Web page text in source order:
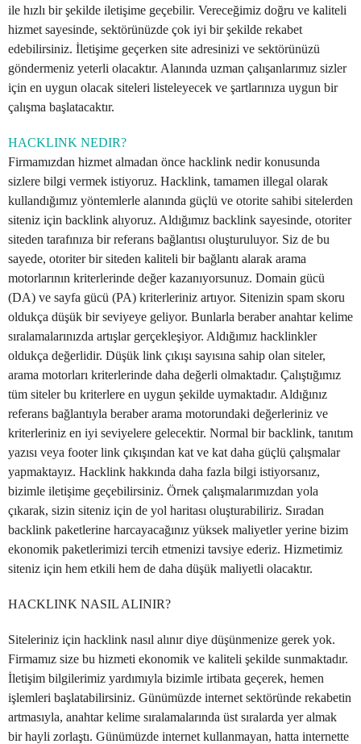
ile hızlı bir şekilde iletişime geçebilir. Vereceğimiz doğru ve kaliteli
hizmet sayesinde, sektörünüzde çok iyi bir şekilde rekabet
edebilirsiniz. İletişime geçerken site adresinizi ve sektörünüzü
göndermeniz yeterli olacaktır. Alanında uzman çalışanlarımız sizler
için en uygun olacak siteleri listeleyecek ve şartlarınıza uygun bir
çalışma başlatacaktır.
HACKLINK NEDIR?
Firmamızdan hizmet almadan önce hacklink nedir konusunda
sizlere bilgi vermek istiyoruz. Hacklink, tamamen illegal olarak
kullandığımız yöntemlerle alanında güçlü ve otorite sahibi sitelerden
siteniz için backlink alıyoruz. Aldığımız backlink sayesinde, otoriter
siteden tarafınıza bir referans bağlantısı oluşturuluyor. Siz de bu
sayede, otoriter bir siteden kaliteli bir bağlantı alarak arama
motorlarının kriterlerinde değer kazanıyorsunuz. Domain gücü
(DA) ve sayfa gücü (PA) kriterleriniz artıyor. Sitenizin spam skoru
oldukça düşük bir seviyeye geliyor. Bunlarla beraber anahtar kelime
sıralamalarınızda artışlar gerçekleşiyor. Aldığımız hacklinkler
oldukça değerlidir. Düşük link çıkışı sayısına sahip olan siteler,
arama motorları kriterlerinde daha değerli olmaktadır. Çalıştığımız
tüm siteler bu kriterlere en uygun şekilde uymaktadır. Aldığınız
referans bağlantıyla beraber arama motorundaki değerleriniz ve
kriterleriniz en iyi seviyelere gelecektir. Normal bir backlink, tanıtım
yazısı veya footer link çıkışından kat ve kat daha güçlü çalışmalar
yapmaktayız. Hacklink hakkında daha fazla bilgi istiyorsanız,
bizimle iletişime geçebilirsiniz. Örnek çalışmalarımızdan yola
çıkarak, sizin siteniz için de yol haritası oluşturabiliriz. Sıradan
backlink paketlerine harcayacağınız yüksek maliyetler yerine bizim
ekonomik paketlerimizi tercih etmenizi tavsiye ederiz. Hizmetimiz
siteniz için hem etkili hem de daha düşük maliyetli olacaktır.
HACKLINK NASIL ALINIR?
Siteleriniz için hacklink nasıl alınır diye düşünmenize gerek yok.
Firmamız size bu hizmeti ekonomik ve kaliteli şekilde sunmaktadır.
İletişim bilgilerimiz yardımıyla bizimle irtibata geçerek, hemen
işlemleri başlatabilirsiniz. Günümüzde internet sektöründe rekabetin
artmasıyla, anahtar kelime sıralamalarında üst sıralarda yer almak
bir hayli zorlaştı. Günümüzde internet kullanmayan, hatta internette